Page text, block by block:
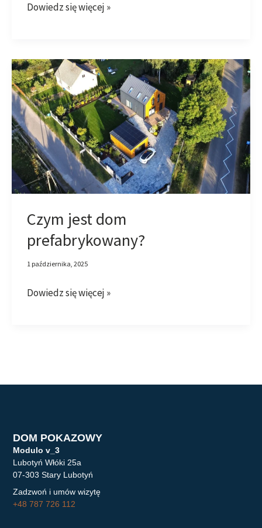
Dowiedz się więcej »
Czym jest dom
prefabrykowany?
1 października, 2025
Czym
jest
dom
prefabrykowany?
Dowiedz się więcej »
DOM POKAZOWY
Modulo v_3
Lubotyń Włóki 25a
07-303 Stary Lubotyń
Zadzwoń i umów wizytę
+48 787 726 112